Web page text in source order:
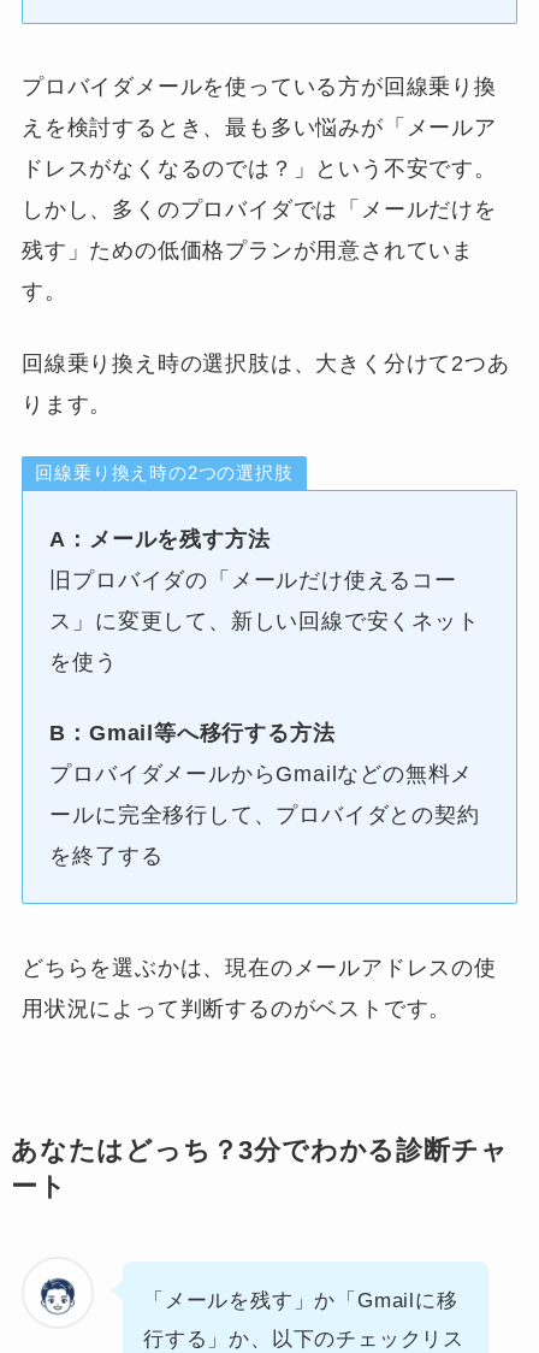
プロバイダメールを使っている方が回線乗り換
えを検討するとき、最も多い悩みが「メールア
ドレスがなくなるのでは？」という不安です。
しかし、多くのプロバイダでは「メールだけを
残す」ための低価格プランが用意されていま
す。
回線乗り換え時の選択肢は、大きく分けて2つあ
ります。
回線乗り換え時の2つの選択肢
A：メールを残す方法
旧プロバイダの「メールだけ使えるコー
ス」に変更して、新しい回線で安くネット
を使う
B：Gmail等へ移行する方法
プロバイダメールからGmailなどの無料メ
ールに完全移行して、プロバイダとの契約
を終了する
どちらを選ぶかは、現在のメールアドレスの使
用状況によって判断するのがベストです。
あなたはどっち？3分でわかる診断チャ
ート
「メールを残す」か「Gmailに移
行する」か、以下のチェックリス